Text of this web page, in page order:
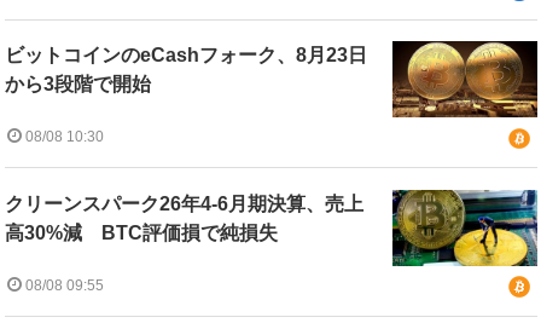
ビットコインのeCashフォーク、8月23日
から3段階で開始
08/08 10:30
クリーンスパーク26年4-6月期決算、売上
高30%減 BTC評価損で純損失
08/08 09:55